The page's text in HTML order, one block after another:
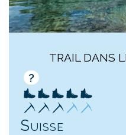
TRAIL DANS
?
Suisse